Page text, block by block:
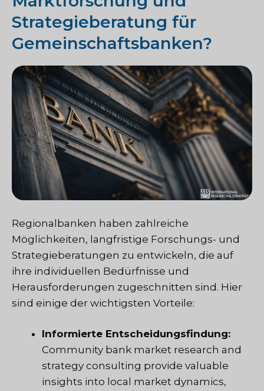
Strategieberatung für
Gemeinschaftsbanken?
Regionalbanken haben zahlreiche
Möglichkeiten, langfristige Forschungs- und
Strategieberatungen zu entwickeln, die auf
ihre individuellen Bedürfnisse und
Herausforderungen zugeschnitten sind. Hier
sind einige der wichtigsten Vorteile:
Informierte Entscheidungsfindung:
Community bank market research and
strategy consulting provide valuable
insights into local market dynamics,